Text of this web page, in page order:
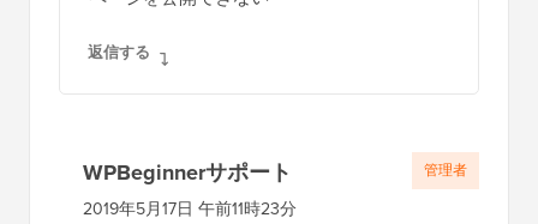
返信する
WPBeginnerサポート
2019年5月17日 午前11時23分
管理者